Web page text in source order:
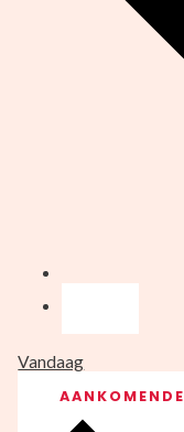
Vandaag
AANKOMENDE